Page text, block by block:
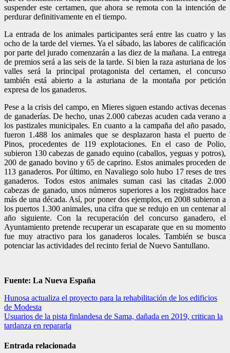
suspender este certamen, que ahora se remota con la intención de
perdurar definitivamente en el tiempo.
La entrada de los animales participantes será entre las cuatro y las
ocho de la tarde del viernes. Ya el sábado, las labores de calificación
por parte del jurado comenzarán a las diez de la mañana. La entrega
de premios será a las seis de la tarde. Si bien la raza asturiana de los
valles será la principal protagonista del certamen, el concurso
también está abierto a la asturiana de la montaña por petición
expresa de los ganaderos.
Pese a la crisis del campo, en Mieres siguen estando activas decenas
de ganaderías. De hecho, unas 2.000 cabezas acuden cada verano a
los pastizales municipales. En cuanto a la campaña del año pasado,
fueron 1.488 los animales que se desplazaron hasta el puerto de
Pinos, procedentes de 119 explotaciones. En el caso de Polio,
subieron 130 cabezas de ganado equino (caballos, yeguas y potros),
200 de ganado bovino y 65 de caprino. Estos animales proceden de
113 ganaderos. Por último, en Navaliego solo hubo 17 reses de tres
ganaderos. Todos estos animales suman casi las citadas 2.000
cabezas de ganado, unos números superiores a los registrados hace
más de una década. Así, por poner dos ejemplos, en 2008 subieron a
los puertos 1.300 animales, una cifra que se redujo en un centenar al
año siguiente. Con la recuperación del concurso ganadero, el
Ayuntamiento pretende recuperar un escaparate que en su momento
fue muy atractivo para los ganaderos locales. También se busca
potenciar las actividades del recinto ferial de Nuevo Santullano.
Fuente: La Nueva España
Navegación
de
entradas
Hunosa actualiza el proyecto para la rehabilitación de los edificios
de Modesta
Usuarios de la pista finlandesa de Sama, dañada en 2019, critican la
tardanza en repararla
Entrada relacionada